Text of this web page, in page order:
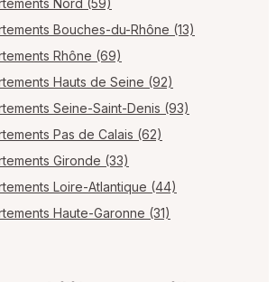
Nord (59)
Bouches-du-Rhône (13)
Rhône (69)
Hauts de Seine (92)
Seine-Saint-Denis (93)
Pas de Calais (62)
Gironde (33)
Loire-Atlantique (44)
Haute-Garonne (31)